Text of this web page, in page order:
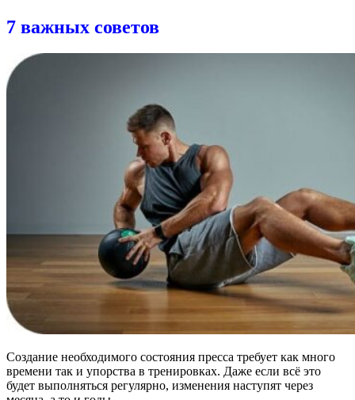
7 важных советов
Создание необходимого состояния пресса требует как много
времени так и упорства в тренировках. Даже если всё это
будет выполняться регулярно, изменения наступят через